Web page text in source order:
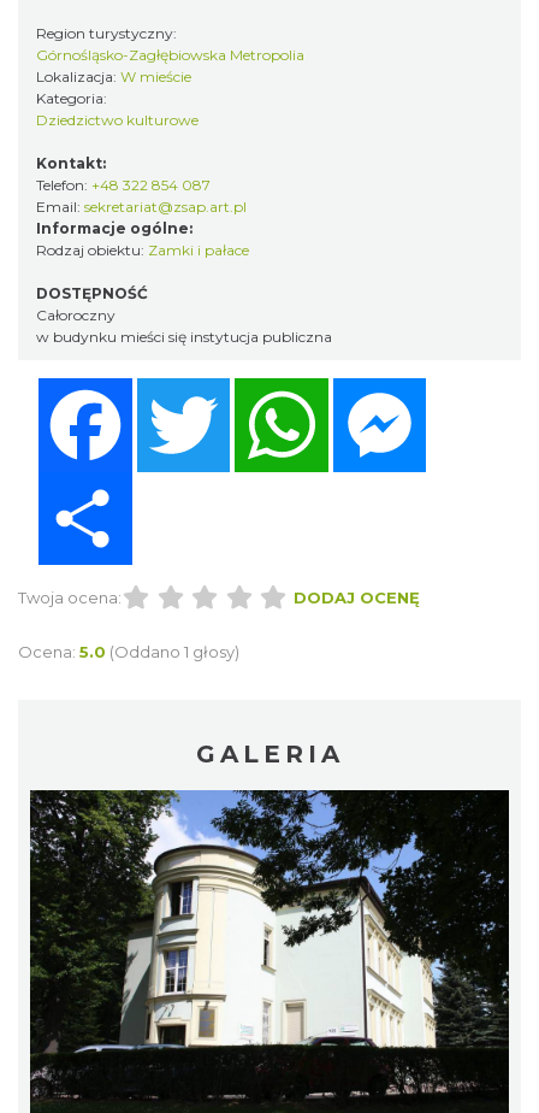
Region turystyczny:
Górnośląsko-Zagłębiowska Metropolia
Lokalizacja: W mieście
Kategoria:
Dziedzictwo kulturowe
Kontakt:
Telefon: +48 322 854 087
Email: sekretariat@zsap.art.pl
Informacje ogólne:
Rodzaj obiektu: Zamki i pałace
DOSTĘPNOŚĆ
Całoroczny
w budynku mieści się instytucja publiczna
Twitter WhatsApp
Twoja ocena: DODAJ OCENĘ
Ocena: 5.0 (Oddano 1 głosy)
GALERIA